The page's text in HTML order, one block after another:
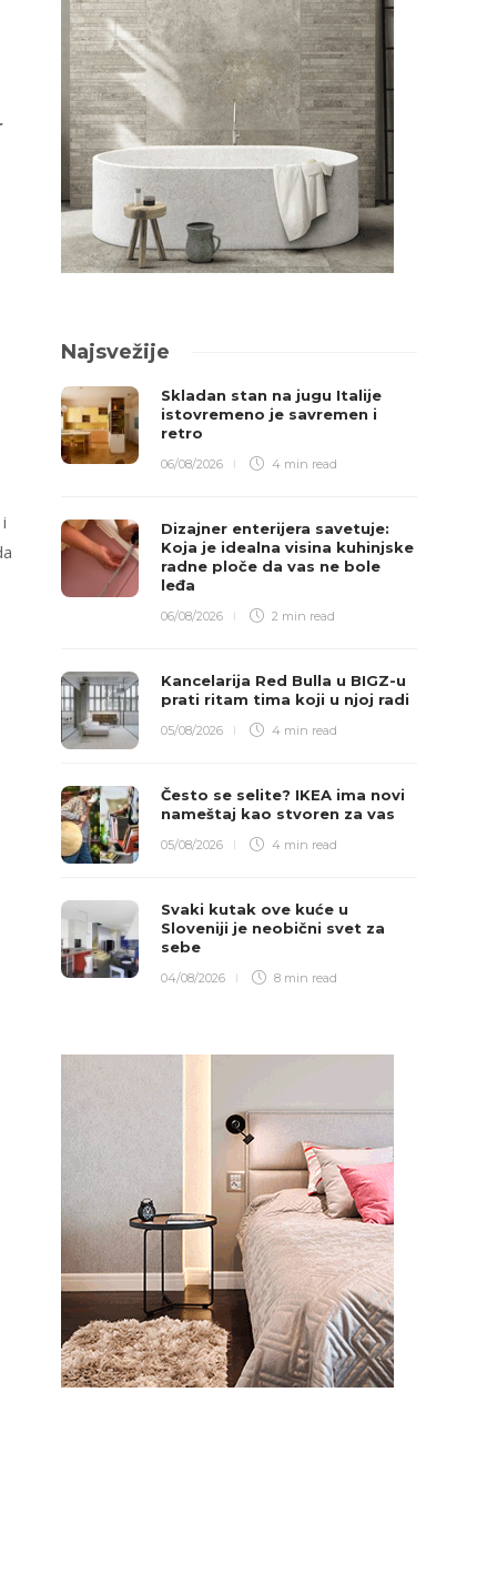
Najsvežije
Skladan stan na jugu Italije
istovremeno je savremen i
retro
06/08/2026 4 min read
Dizajner enterijera savetuje:
Koja je idealna visina kuhinjske
radne ploče da vas ne bole
leđa
06/08/2026 2 min read
Kancelarija Red Bulla u BIGZ-u
prati ritam tima koji u njoj radi
05/08/2026 4 min read
Često se selite? IKEA ima novi
nameštaj kao stvoren za vas
05/08/2026 4 min read
Svaki kutak ove kuće u
Sloveniji je neobični svet za
sebe
04/08/2026 8 min read